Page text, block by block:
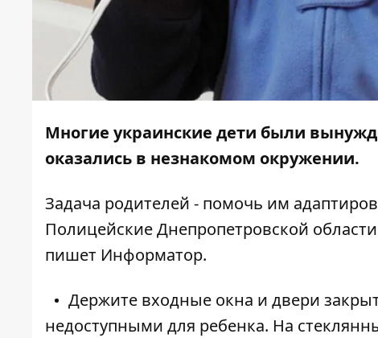
Многие украинские дети были
оказались в незнакомом окружении.
Задача родителей - помочь им
Полицейские Днепропетровской области
пишет Информатор.
Держите входные окна и двери
недоступными для ребенка. На